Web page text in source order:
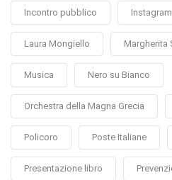
Incontro pubblico Instagram
Laura Mongiello Margherita
Musica Nero su Bianco
Orchestra della Magna Grecia
Policoro Poste Italiane
Presentazione libro